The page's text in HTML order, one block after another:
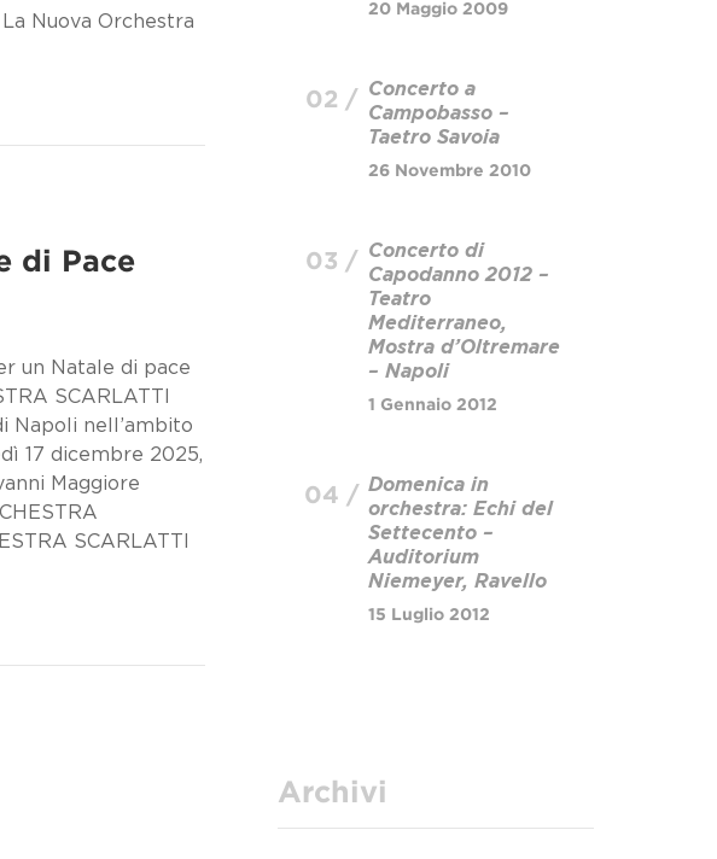
Nuova Orchestra
di Pace
un Natale di pace
SCARLATTI
Napoli nell’ambito
17 dicembre 2025,
Maggiore
SCARLATTI
20 Maggio 2009
02 / Concerto a
Campobasso –
Taetro Savoia
26 Novembre 2010
03 / Concerto di
Capodanno 2012 –
Teatro
Mediterraneo,
Mostra d’Oltremare
– Napoli
1 Gennaio 2012
04 / Domenica in
orchestra: Echi del
Settecento –
Auditorium
Niemeyer, Ravello
15 Luglio 2012
Archivi